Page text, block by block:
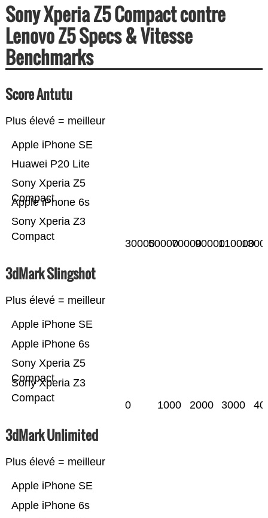
Sony Xperia Z5 Compact contre
Lenovo Z5 Specs & Vitesse
Benchmarks
Score Antutu
Plus élevé = meilleur
Sony Xperia Z3
Compact
Apple iPhone 6s
Sony Xperia Z5
Compact
Huawei P20 Lite
Apple iPhone SE
30000500007000090000110000
3dMark Slingshot
Plus élevé = meilleur
Sony Xperia Z3
Compact
Sony Xperia Z5
Compact
Apple iPhone 6s
Apple iPhone SE
0 1000 2000 3000
3dMark Unlimited
Plus élevé = meilleur
Apple iPhone 6s
Apple iPhone SE